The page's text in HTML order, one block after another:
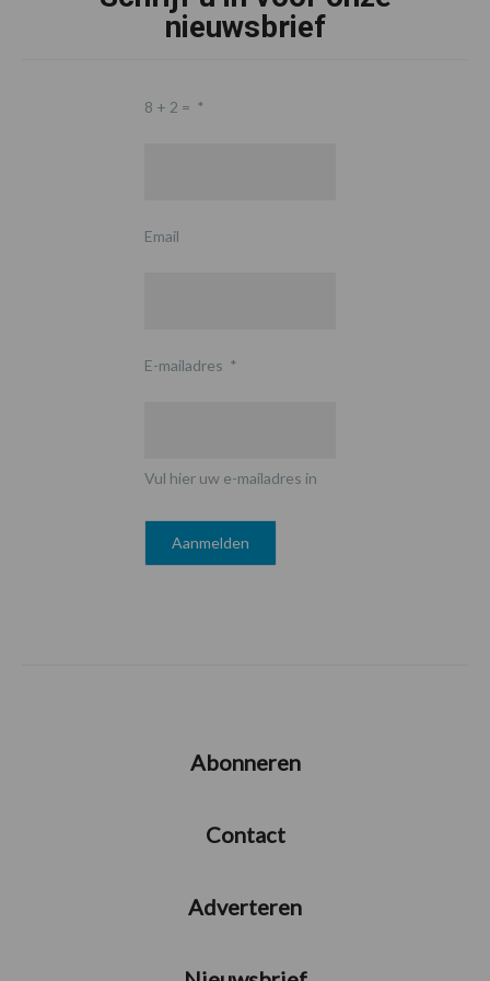
nieuwsbrief
8 + 2 = *
Email
E-mailadres *
Vul hier uw e-mailadres in
Abonneren
Contact
Adverteren